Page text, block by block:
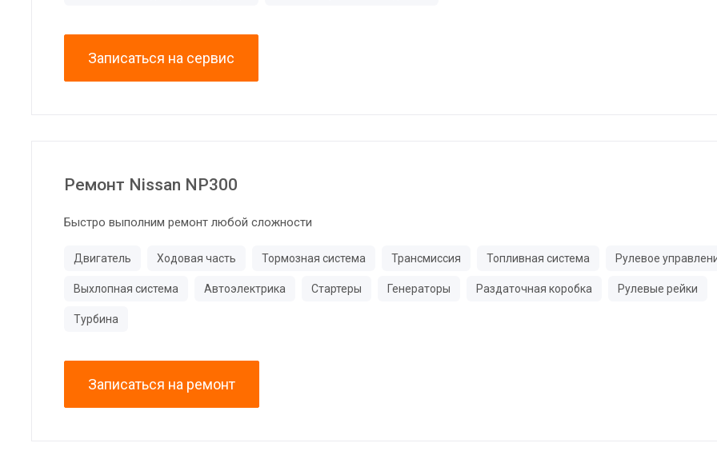
Записаться на сервис
Ремонт Nissan NP300
Быстро выполним ремонт любой сложности
Двигатель Ходовая часть Тормозная система Трансмиссия Топливная система Рулевое
Выхлопная система Автоэлектрика Стартеры Генераторы Раздаточная коробка Рулевые рейки
Турбина
Записаться на ремонт